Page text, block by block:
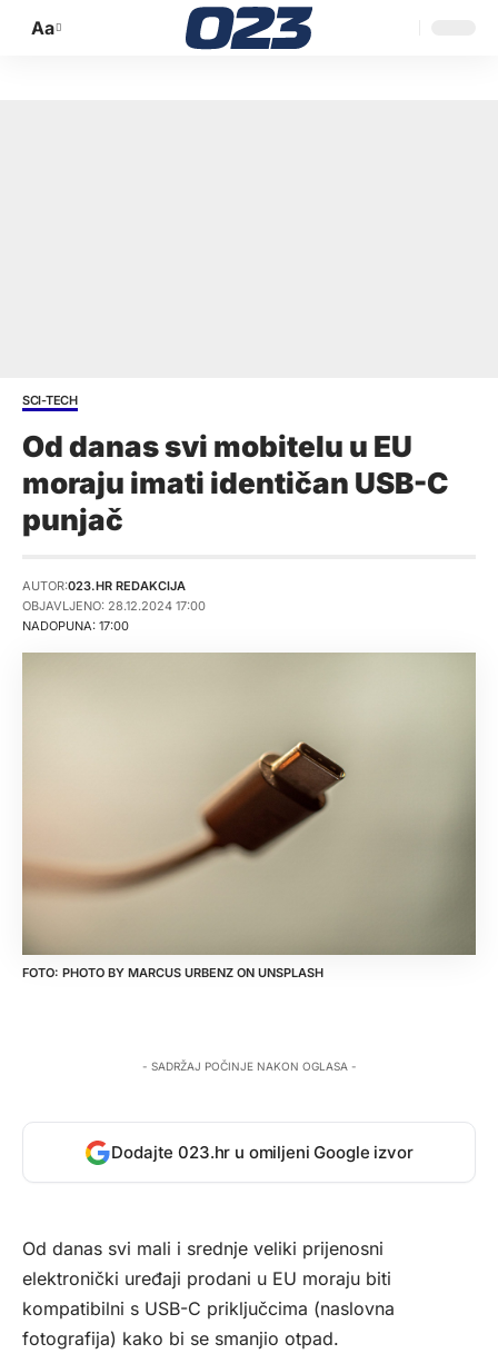
Promijeni
Aa
SCI-TECH
Od danas svi mobitelu u EU
moraju imati identičan USB-C
punjač
NADOPUNA: 17:00
AUTOR:023.HR REDAKCIJA
OBJAVLJENO: 28.12.2024 17:00
PHOTO BY MARCUS URBENZ ON UNSPLASH
- SADRŽAJ POČINJE NAKON OGLASA -
Dodajte 023.hr u omiljeni Google izvor
Od danas svi mali i srednje veliki prijenosni
elektronički uređaji prodani u EU moraju biti
kompatibilni s USB-C priključcima (naslovna
fotografija) kako bi se smanjio otpad.